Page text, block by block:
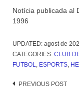
Notícia publicada al
1996
UPDATED: agost de
CATEGORIES: CLUB
FUTBOL, ESPORTS,
Post
PREVIOUS POST